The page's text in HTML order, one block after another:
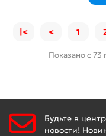
|< < 1
Показано с 73
Будьте в
новости!